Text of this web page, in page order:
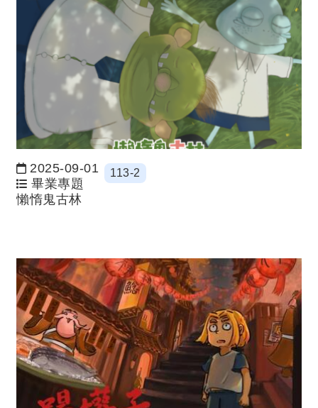
日期：
2025-09-01
畢業專題
113-2
懶惰鬼古林